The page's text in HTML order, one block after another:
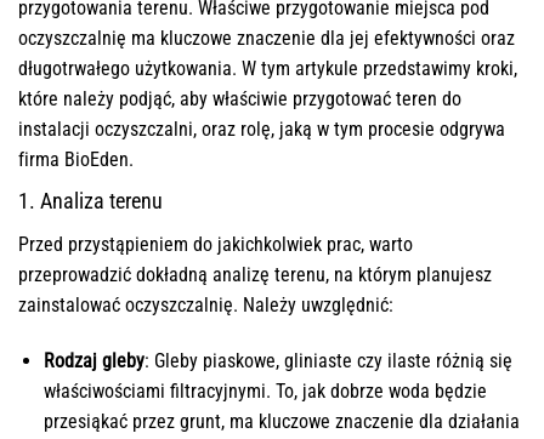
przygotowania terenu. Właściwe przygotowanie miejsca pod
oczyszczalnię ma kluczowe znaczenie dla jej efektywności oraz
długotrwałego użytkowania. W tym artykule przedstawimy kroki,
które należy podjąć, aby właściwie przygotować teren do
instalacji oczyszczalni, oraz rolę, jaką w tym procesie odgrywa
firma BioEden.
1. Analiza terenu
Przed przystąpieniem do jakichkolwiek prac, warto
przeprowadzić dokładną analizę terenu, na którym planujesz
zainstalować oczyszczalnię. Należy uwzględnić:
Rodzaj gleby: Gleby piaskowe, gliniaste czy ilaste różnią się
właściwościami filtracyjnymi. To, jak dobrze woda będzie
przesiąkać przez grunt, ma kluczowe znaczenie dla działania